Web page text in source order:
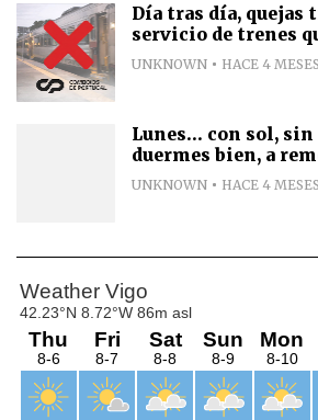
Día tras día, quejas
servicio de trenes
UNKNOWN HACE 4 MESES
Lunes... con sol,
duermes bien, a
UNKNOWN HACE 4 MESES